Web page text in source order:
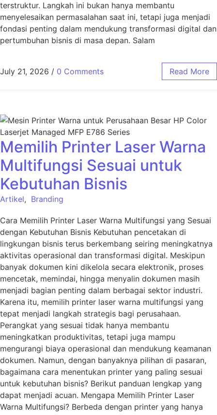
terstruktur. Langkah ini bukan hanya membantu
menyelesaikan permasalahan saat ini, tetapi juga menjadi
fondasi penting dalam mendukung transformasi digital dan
pertumbuhan bisnis di masa depan. Salam
July 21, 2026 / 0 Comments Read More
Memilih Printer Laser Warna
Multifungsi Sesuai untuk
Kebutuhan Bisnis
Artikel, Branding
Cara Memilih Printer Laser Warna Multifungsi yang Sesuai
dengan Kebutuhan Bisnis Kebutuhan pencetakan di
lingkungan bisnis terus berkembang seiring meningkatnya
aktivitas operasional dan transformasi digital. Meskipun
banyak dokumen kini dikelola secara elektronik, proses
mencetak, memindai, hingga menyalin dokumen masih
menjadi bagian penting dalam berbagai sektor industri.
Karena itu, memilih printer laser warna multifungsi yang
tepat menjadi langkah strategis bagi perusahaan.
Perangkat yang sesuai tidak hanya membantu
meningkatkan produktivitas, tetapi juga mampu
mengurangi biaya operasional dan mendukung keamanan
dokumen. Namun, dengan banyaknya pilihan di pasaran,
bagaimana cara menentukan printer yang paling sesuai
untuk kebutuhan bisnis? Berikut panduan lengkap yang
dapat menjadi acuan. Mengapa Memilih Printer Laser
Warna Multifungsi? Berbeda dengan printer yang hanya